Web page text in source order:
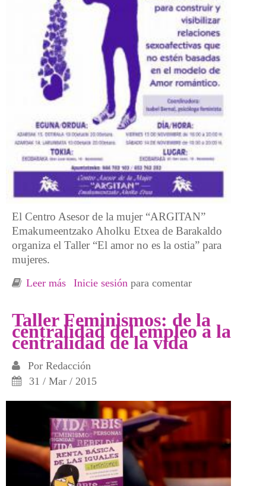
El Centro Asesor de la mujer “ARGITAN”
Emakumeentzako Aholku Etxea de Barakaldo
organiza el Taller “El amor no es la ostia” para
mujeres.
Leer más sobre Taller "El Amor no es la Ostia"
Inicie sesión para comentar
Taller Feminismos: de la
centralidad del empleo a la
centralidad de la vida
Por Redacción
31 / Mar / 2015